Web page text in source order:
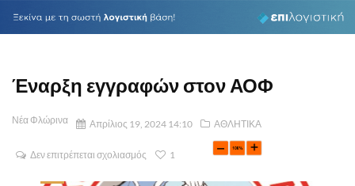
Έναρξη εγγραφών στον ΑΟΦ
Νέα Φλώρινα Απρίλιος 19, 2024 14:10 ΑΘΛΗΤΙΚΑ
Δεν επιτρέπεται σχολιασμός 1